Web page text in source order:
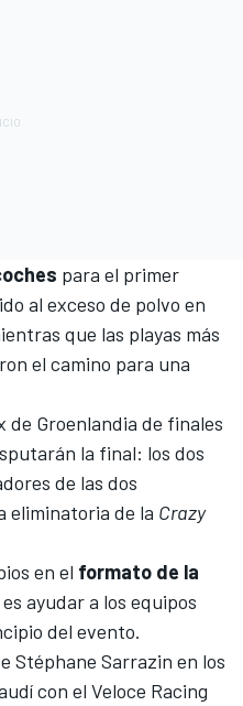
para el primer
al exceso de polvo en
que las playas más
el camino para una
de Groenlandia de finales
la final: los dos
de las dos
eliminatoria de la Crazy
en el formato de la
ayudar a los equipos
del evento.
Stéphane Sarrazin en los
con el Veloce Racing